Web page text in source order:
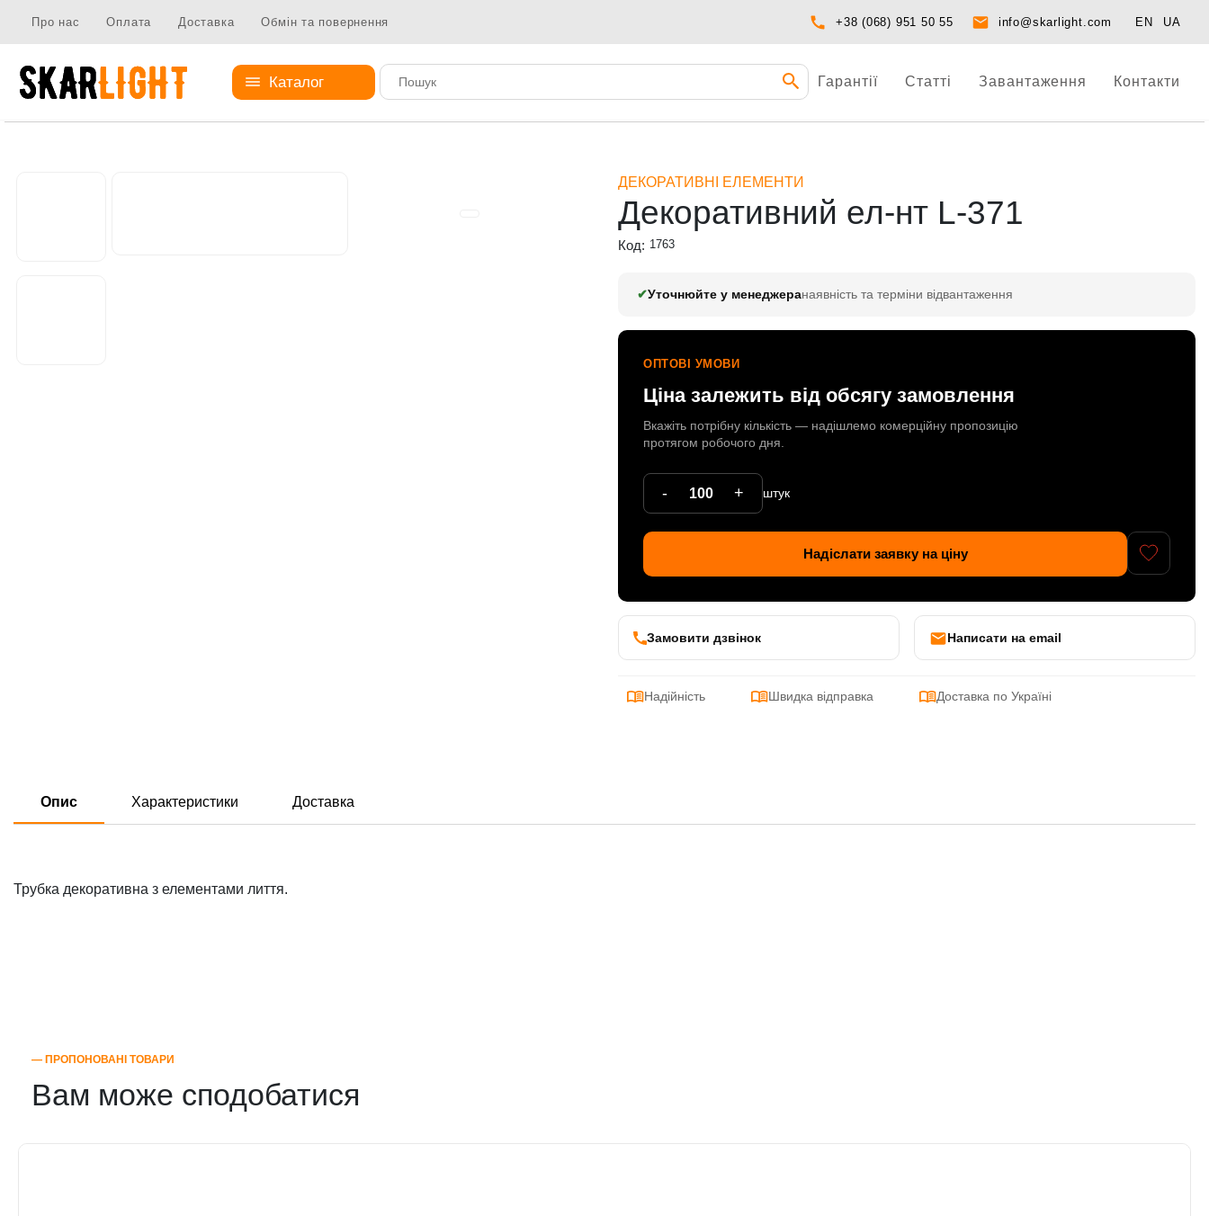
Про нас Оплата Доставка Обмін та повернення +38 (068) 951 50 55 info@skarlight.com EN UA
Каталог Гарантії Статті Завантаження Контакти
Декоративні елементи Декоративний ел-нт L-371
ДЕКОРАТИВНІ ЕЛЕМЕНТИ
Декоративний ел-нт L-371
Код: 1763
✔Уточнюйте у менеджеранаявність та терміни відвантаження
ОПТОВІ УМОВИ
Ціна залежить від обсягу замовлення
Вкажіть потрібну кількість — надішлемо комерційну пропозицію
протягом робочого дня.
- + штук
Надіслати заявку на ціну
Замовити дзвінок Написати на email
Надійність Швидка відправка Доставка по Україні
Опис Характеристики Доставка
Трубка декоративна з елементами лиття.
― ПРОПОНОВАНІ ТОВАРИ
Вам може сподобатися